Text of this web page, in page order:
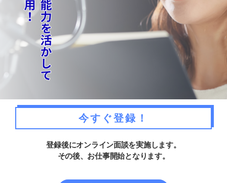
今すぐ登録！
登録後にオンライン面談を実施します。
その後、お仕事開始となります。